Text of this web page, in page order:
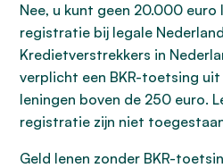
Nee, u kunt geen 20.000 euro
registratie bij legale
Kredietverstrekkers in
verplicht een BKR-toetsing
leningen boven de 250 euro.
registratie zijn niet
Geld lenen zonder BKR-